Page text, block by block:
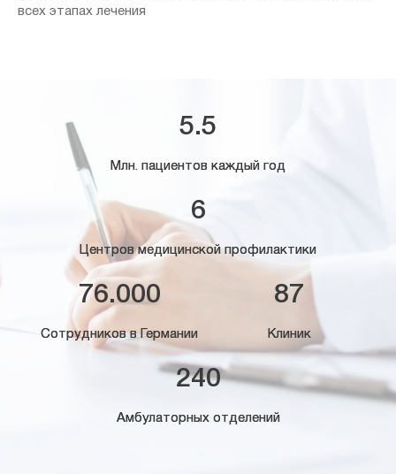
всех этапах лечения
5.5
Млн. пациентов каждый год
6
Центров медицинской профилактики
76.000
Сотрудников в Германии
87
Клиник
240
Амбулаторных отделений